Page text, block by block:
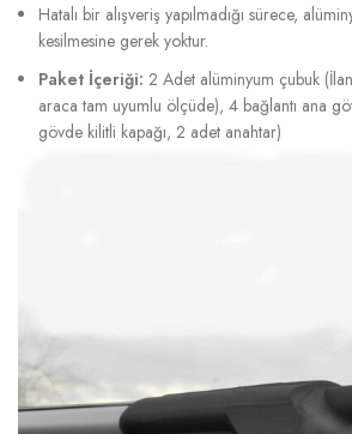
Hatalı bir alışveriş yapılmadığı sürece,
kesilmesine gerek yoktur.
Paket İçeriği: 2 Adet alüminyum çubuk
araca tam uyumlu ölçüde), 4 bağlantı ana
gövde kilitli kapağı, 2 adet anahtar)